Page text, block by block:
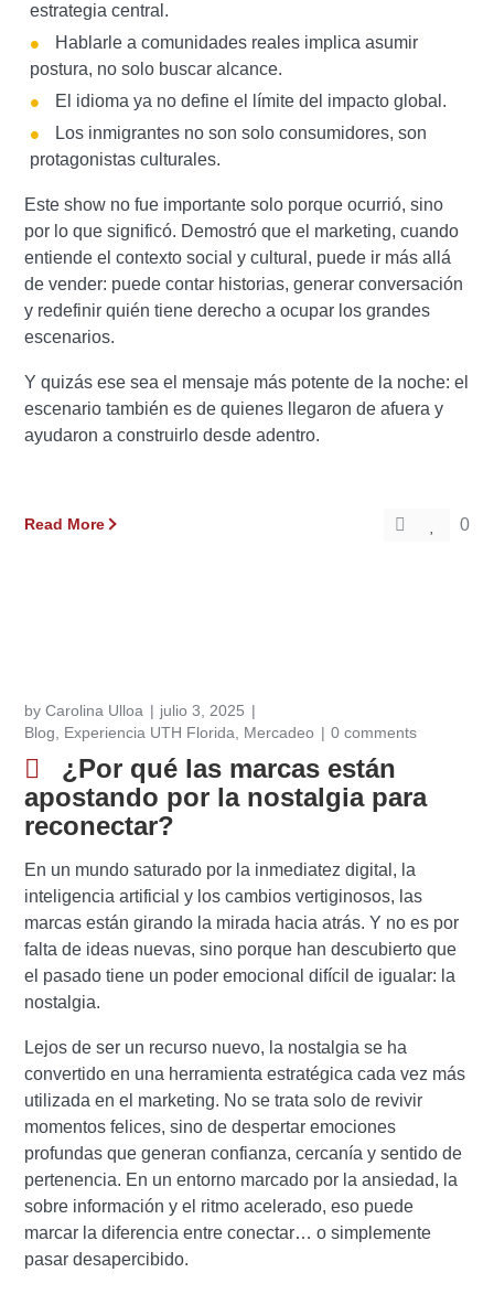
estrategia central.
Hablarle a comunidades reales implica asumir
postura, no solo buscar alcance.
El idioma ya no define el límite del impacto global.
Los inmigrantes no son solo consumidores, son
protagonistas culturales.
Este show no fue importante solo porque ocurrió, sino
por lo que significó. Demostró que el marketing, cuando
entiende el contexto social y cultural, puede ir más allá
de vender: puede contar historias, generar conversación
y redefinir quién tiene derecho a ocupar los grandes
escenarios.
Y quizás ese sea el mensaje más potente de la noche: el
escenario también es de quienes llegaron de afuera y
ayudaron a construirlo desde adentro.
Read More 0
byCarolina Ulloa
julio 3, 2025
Blog
Experiencia UTH Florida Mercadeo 0 comments
¿Por qué las marcas están
apostando por la nostalgia para
reconectar?
En un mundo saturado por la inmediatez digital, la
inteligencia artificial y los cambios vertiginosos, las
marcas están girando la mirada hacia atrás. Y no es por
falta de ideas nuevas, sino porque han descubierto que
el pasado tiene un poder emocional difícil de igualar: la
nostalgia.
Lejos de ser un recurso nuevo, la nostalgia se ha
convertido en una herramienta estratégica cada vez más
utilizada en el marketing. No se trata solo de revivir
momentos felices, sino de despertar emociones
profundas que generan confianza, cercanía y sentido de
pertenencia. En un entorno marcado por la ansiedad, la
sobre información y el ritmo acelerado, eso puede
marcar la diferencia entre conectar… o simplemente
pasar desapercibido.